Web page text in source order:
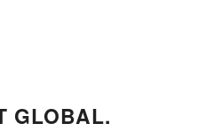
GLOBAL.